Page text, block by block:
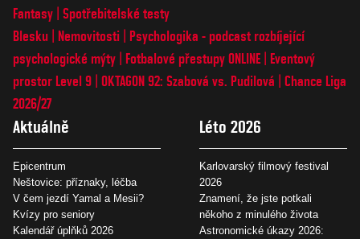
Fantasy Spotřebitelské testy
Blesku
Nemovitosti
Psychologika - podcast rozbíjející
psychologické mýty
Fotbalové přestupy ONLINE
Eventový
prostor Level 9 OKTAGON 92: Szabová vs. Pudilová
Chance Liga
2026/27
Aktuálně
Epicentrum
Neštovice: příznaky, léčba
V čem jezdí Yamal a Mesii?
Kvízy pro seniory
Kalendář úplňků 2026
Léto 2026
Karlovarský filmový festival
2026
Znamení, že jste potkali
někoho z minulého života
Astronomické úkazy 2026: